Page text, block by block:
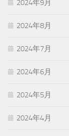
2024年9月
2024年8月
2024年7月
2024年6月
2024年5月
2024年4月